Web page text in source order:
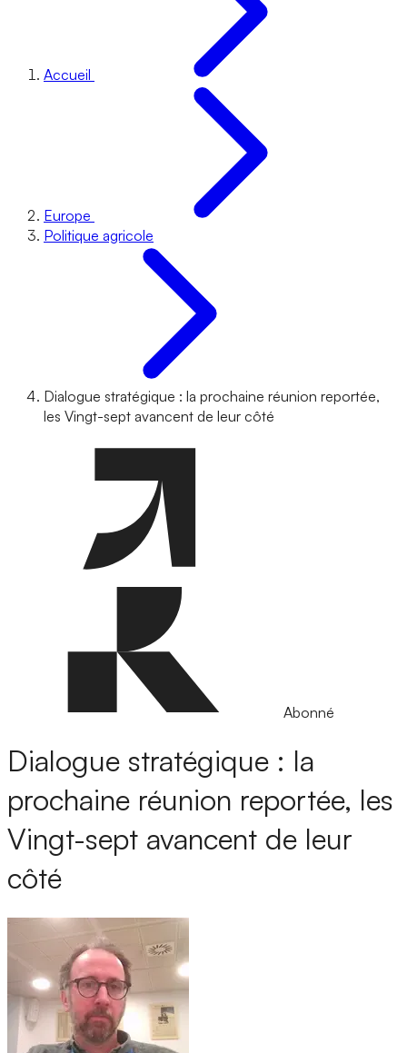
Accueil
Europe
Politique agricole
Dialogue stratégique : la prochaine réunion reportée,
les Vingt-sept avancent de leur côté
Abonné
Dialogue stratégique : la
prochaine réunion reportée, les
Vingt-sept avancent de leur
côté